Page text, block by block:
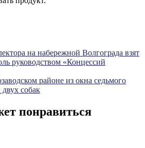
на набережной Волгограда взят
руководством «Концессий
районе из окна седьмого
собак
понравиться